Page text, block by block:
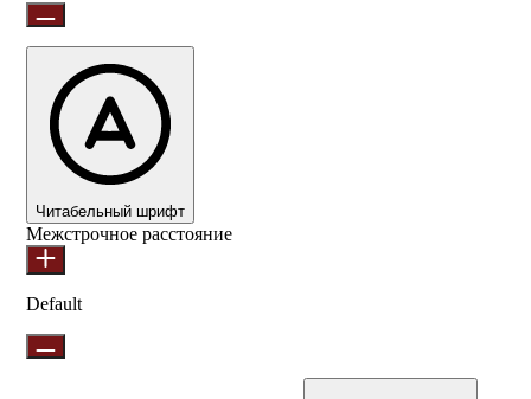
Читабельный шрифт
Межстрочное расстояние
Default